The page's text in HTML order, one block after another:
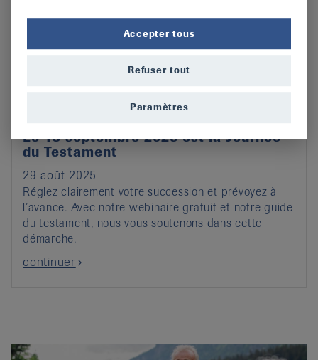
Le 13 septembre 2025 est la Journée
du Testament
29 août 2025
Réglez clairement votre succession et prévoyez à
l’avance. Avec notre webinaire gratuit et notre guide
du testament, nous vous soutenons dans cette
démarche.
continuer
Accepter tous
Refuser tout
Paramètres